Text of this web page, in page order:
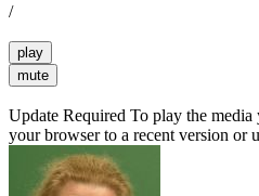
/
play
mute
Update Required To play the
your browser to a recent version or